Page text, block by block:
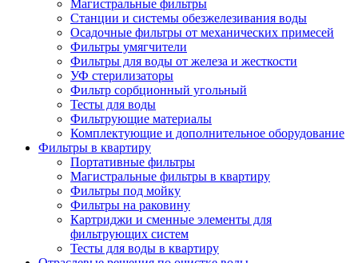
Магистральные фильтры
Станции и системы обезжелезивания воды
Осадочные фильтры от механических примесей
Фильтры умягчители
Фильтры для воды от железа и жесткости
УФ стерилизаторы
Фильтр сорбционный угольный
Тесты для воды
Фильтрующие материалы
Комплектующие и дополнительное оборудование
Фильтры в квартиру
Портативные фильтры
Магистральные фильтры в квартиру
Фильтры под мойку
Фильтры на раковину
Картриджи и сменные элементы для
фильтрующих систем
Тесты для воды в квартиру